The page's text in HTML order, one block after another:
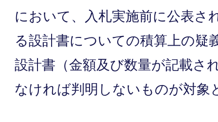
において、入札実施前に公表さ
る設計書についての積算上の疑
設計書（金額及び数量が記載さ
なければ判明しないものが対象